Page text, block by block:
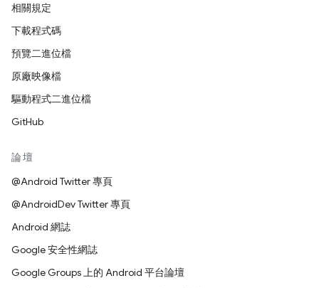
相關規定
下載程式碼
預覽二進位檔
原廠映像檔
驅動程式二進位檔
GitHub
論壇
@Android Twitter 專頁
@AndroidDev Twitter 專頁
Android 網誌
Google 安全性網誌
Google Groups 上的 Android 平台論壇